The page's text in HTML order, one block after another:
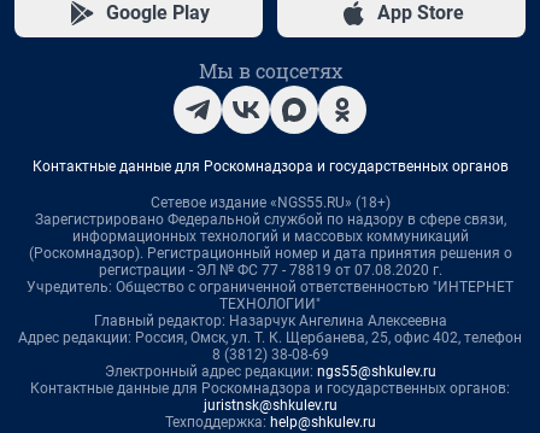
Google Play App Store
Мы в соцсетях
Контактные данные для Роскомнадзора и государственных органов
Сетевое издание «NGS55.RU» (18+)
Зарегистрировано Федеральной службой по надзору в сфере связи,
информационных технологий и массовых коммуникаций
(Роскомнадзор). Регистрационный номер и дата принятия решения о
регистрации - ЭЛ № ФС 77 - 78819 от 07.08.2020 г.
Учредитель: Общество с ограниченной ответственностью "ИНТЕРНЕТ
ТЕХНОЛОГИИ"
Главный редактор: Назарчук Ангелина Алексеевна
Адрес редакции: Россия, Омск, ул. Т. К. Щербанева, 25, офис 402, телефон
8 (3812) 38-08-69
Электронный адрес редакции: ngs55@shkulev.ru
Контактные данные для Роскомнадзора и государственных органов:
juristnsk@shkulev.ru
Техподдержка: help@shkulev.ru